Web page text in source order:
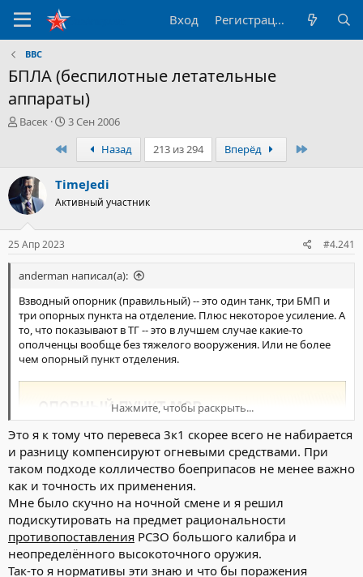
Вход Регистрация
ВВС
БПЛА (беспилотные летательные
аппараты)
А
р
т
е
м
ы
Васек
Д
н
а
ч
3 Сен 2006
ПервыйНазад 213 из 294 Вперёд
TimeJedi
Активный участник
25 Апр 2023 #4.241
anderman написал(а):
Взводный опорник (правильный) -- это один танк, три БМП и
три опорных пункта на отделение. Плюс некоторое усиление. А
то, что показывают в ТГ -- это в лучшем случае какие-то
ополченцы вообще без тяжелого вооружения. Или не более
чем опорный пункт отделения.
Нажмите, чтобы раскрыть...
Это я к тому что перевеса 3к1 скорее всего не набирается
и разницу компенсируют огневыми средствами. При
таком подходе колличество боеприпасов не менее важно
как и точность их применения.
Мне было скучно на ночной смене и я решил
подискутировать на предмет рациональности
противопоставления РСЗО большого калибра и
неопределённого высокоточного оружия.
Так-то я нормативы эти знаю и что бы поражения